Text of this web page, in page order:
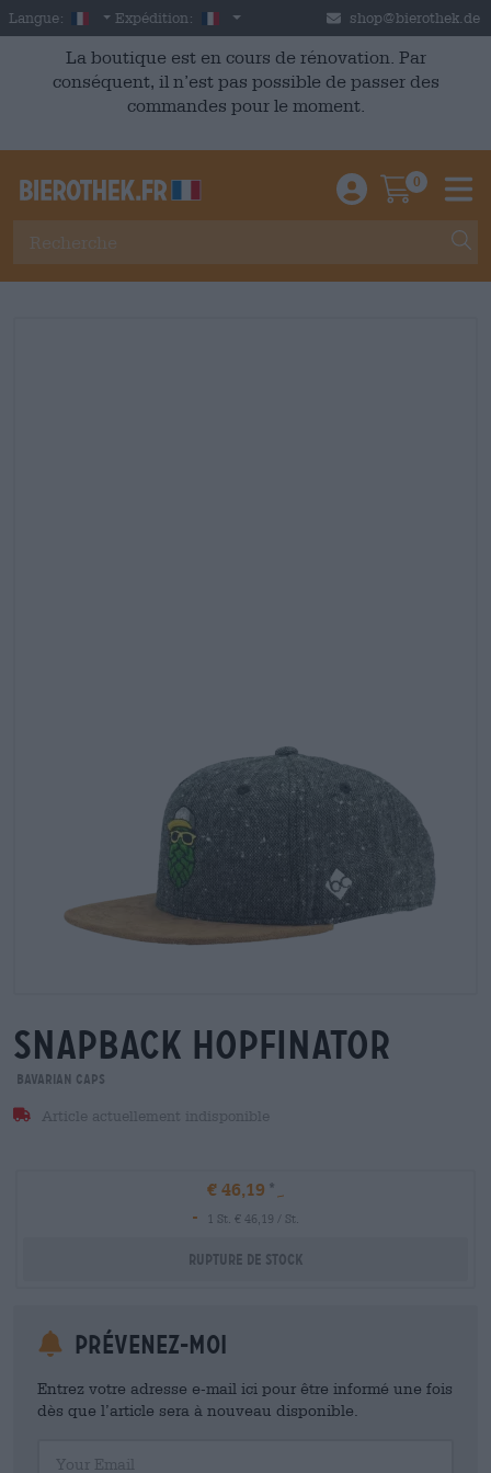
Skip to main content
Langue: French
Expédition: France shop@bierothek.de
La boutique est en cours de rénovation. Par
conséquent, il n’est pas possible de passer des
commandes pour le moment.
Einloggen /
0
snapback hopfinator
Bavarian Caps
Article actuellement indisponible
€ 46,19
-
1 St. € 46,19 / St.
Rupture de stock
Prévenez-moi
Entrez votre adresse e-mail ici pour être informé une fois
dès que l’article sera à nouveau disponible.